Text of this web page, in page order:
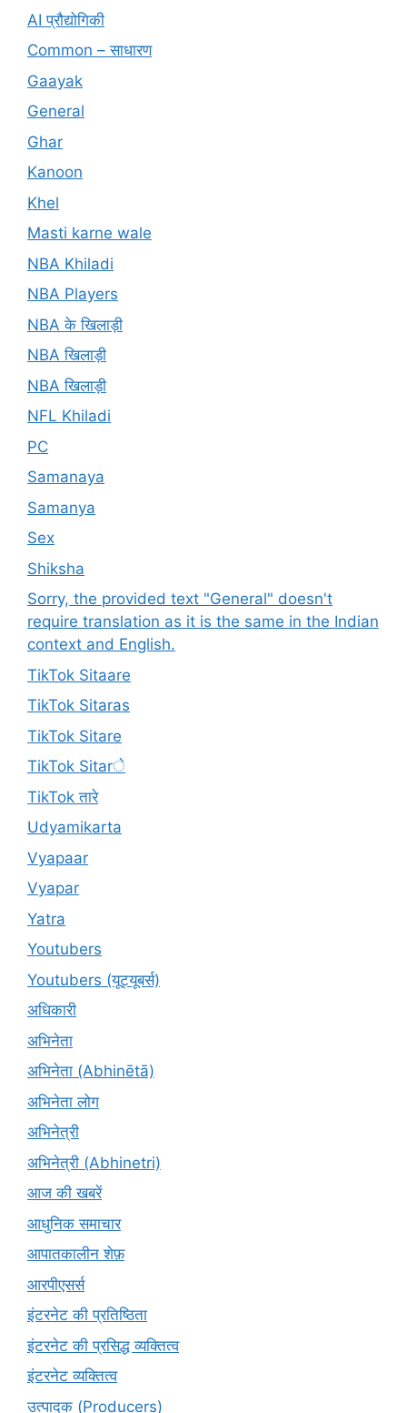
AI प्रौद्योगिकी
Common – साधारण
Gaayak
General
Ghar
Kanoon
Khel
Masti karne wale
NBA Khiladi
NBA Players
NBA के खिलाड़ी
NBA खिलाड़ी
NBA खिलाड़ी
NFL Khiladi
PC
Samanaya
Samanya
Sex
Shiksha
Sorry, the provided text "General" doesn't
require translation as it is the same in the Indian
context and English.
TikTok Sitaare
TikTok Sitaras
TikTok Sitare
TikTok Sitarे
TikTok तारे
Udyamikarta
Vyapaar
Vyapar
Yatra
Youtubers
Youtubers (यूट्यूबर्स)
अधिकारी
अभिनेता
अभिनेता (Abhinētā)
अभिनेता लोग
अभिनेत्री
अभिनेत्री (Abhinetri)
आज की खबरें
आधुनिक समाचार
आपातकालीन शेफ़
आरपीएसर्स
इंटरनेट की प्रतिष्ठिता
इंटरनेट की प्रसिद्ध व्यक्तित्व
इंटरनेट व्यक्तित्व
उत्पादक (Producers)